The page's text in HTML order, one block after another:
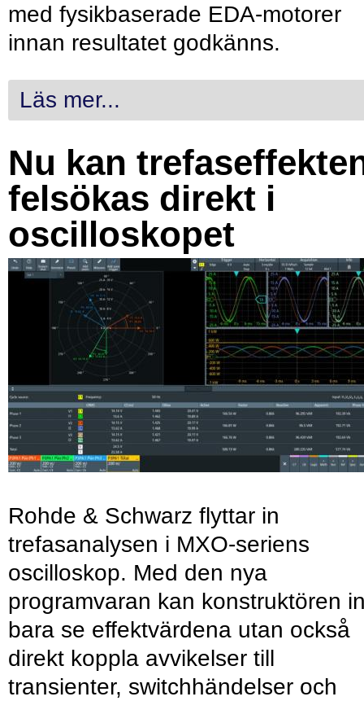
med fysikbaserade EDA-motorer
innan resultatet godkänns.
Läs mer...
Nu kan
felsökas direkt i
oscilloskopet
Rohde & Schwarz flyttar in
trefasanalysen i MXO-seriens
oscilloskop. Med den nya
programvaran kan konstruktören
bara se effektvärdena utan också
direkt koppla avvikelser till
transienter, switchhändelser och